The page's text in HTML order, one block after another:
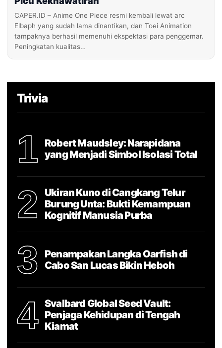
CAPER.ID – Anime One Piece resmi kembali lewat arc
Elbaph yang sudah lama dinantikan, dan Toei Animation
tampaknya berhasil memenuhi ekspektasi para penggemar.
Peningkatan kualitas…
Trivia
1
Robert Maudsley: Narapidana
yang Menjadi Simbol Isolasi Total
2
Ukiran Kuno di Cangkang Telur
Burung Unta: Bukti Kemampuan
Kognitif Manusia Purba
3
Penampakan Langka Oarfish di
Cabo San Lucas Bikin Heboh
4
Svalbard Global Seed Vault:
Penjaga Kehidupan di Tengah
Kiamat